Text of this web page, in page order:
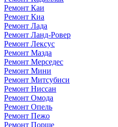
Ремонт Каи
Ремонт Киа
Ремонт Лада
Ремонт Ланд-Ровер
Ремонт Лексус
Ремонт Мазда
Ремонт Мерседес
Ремонт Мини
Ремонт Митсубиси
Ремонт Ниссан
Ремонт Омода
Ремонт Опель
Ремонт Пежо
Ремонт Порше